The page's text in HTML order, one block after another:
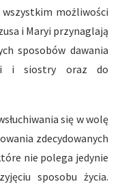
możliwości
i Maryi przynaglają
sposobów dawania
i siostry oraz do
się w wolę
zdecydowanych
nie polega jedynie
sposobu życia.